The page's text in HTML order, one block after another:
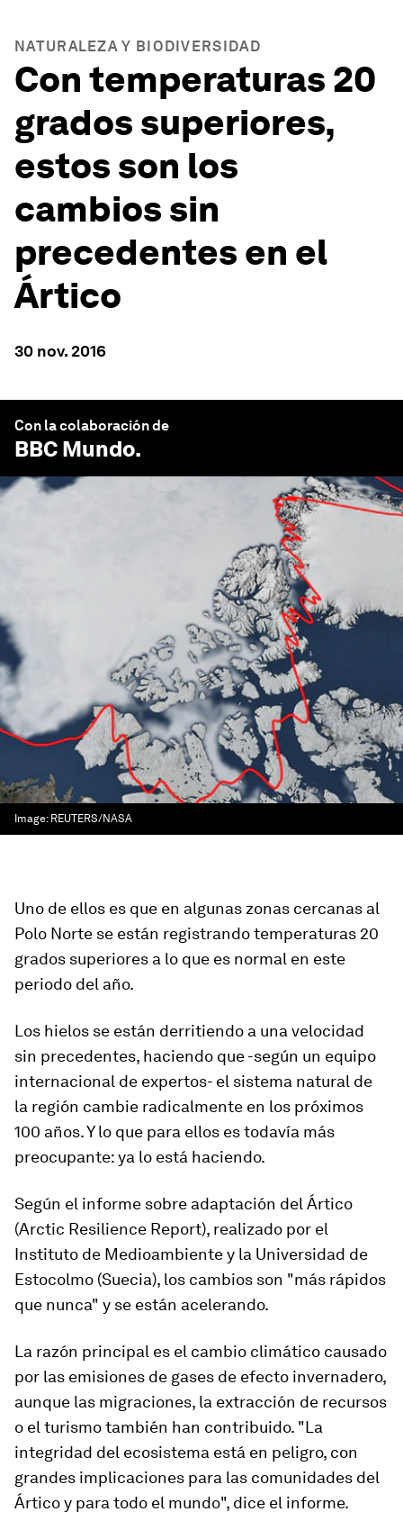
NATURALEZA Y BIODIVERSIDAD
Con temperaturas 20
grados superiores,
estos son los
cambios sin
precedentes en el
Ártico
30 nov. 2016
Con la colaboración de
BBC Mundo.
Image: REUTERS/NASA
Uno de ellos es que en algunas zonas cercanas al
Polo Norte se están registrando temperaturas 20
grados superiores a lo que es normal en este
periodo del año.
Los hielos se están derritiendo a una velocidad
sin precedentes, haciendo que -según un equipo
internacional de expertos- el sistema natural de
la región cambie radicalmente en los próximos
100 años. Y lo que para ellos es todavía más
preocupante:ya lo está haciendo.
Según el informe sobre adaptación del Ártico
(Arctic Resilience Report), realizado por el
Instituto de Medioambiente y la Universidad de
Estocolmo (Suecia), los cambios son "más rápidos
que nunca" y se están acelerando.
La razón principal es el cambio climático causado
por las emisiones de gases de efecto invernadero,
aunque las migraciones, la extracción de recursos
o el turismo también han contribuido. "La
integridad del ecosistema está en peligro, con
grandes implicaciones para las comunidades del
Ártico y para todo el mundo", dice el informe.